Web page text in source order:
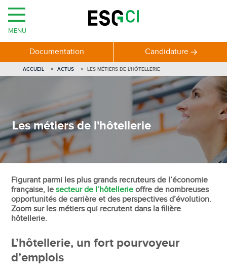
Les métiers de l'hôtellerie
ACCUEIL ACTUS LES MÉTIERS DE L'HÔTELLERIE
Figurant parmi les plus grands recruteurs de l’économie
française, lesecteur de l’hôtellerie offre de nombreuses
opportunités de carrière et des perspectives d’évolution.
Zoom sur les métiers qui recrutent dans la filière
hôtellerie.
L’hôtellerie, un fort pourvoyeur
d’emplois
MENU
Documentation Candidature